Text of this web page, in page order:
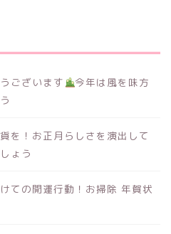
ございます
今年は風を味方
を！お正月らしさを演出して
ょう
ての開運行動！お掃除 年賀状